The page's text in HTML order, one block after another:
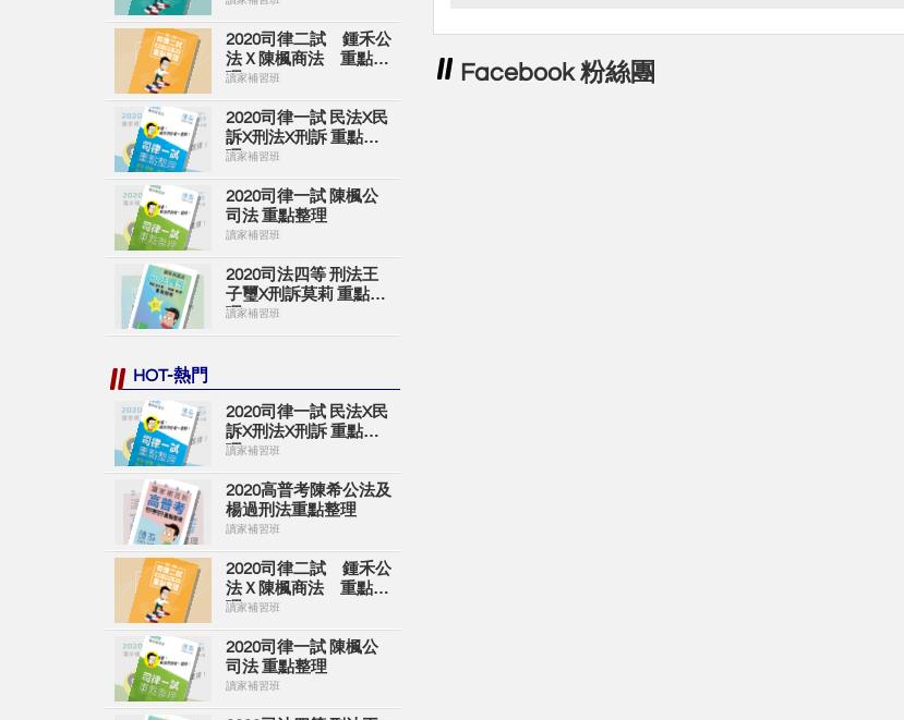
Facebook 粉絲團
2020司律二試 鍾禾公
法Ｘ陳楓商法 重點整
理
讀家補習班
2020司律一試 民法X民
訴X刑法X刑訴 重點整
理
讀家補習班
2020司律一試 陳楓公
司法 重點整理
讀家補習班
2020司法四等 刑法王
子璽X刑訴莫莉 重點整
理
讀家補習班
HOT-熱門
2020司律一試 民法X民
訴X刑法X刑訴 重點整
理
讀家補習班
2020高普考陳希公法及
楊過刑法重點整理
讀家補習班
2020司律二試 鍾禾公
法Ｘ陳楓商法 重點整
理
讀家補習班
2020司律一試 陳楓公
司法 重點整理
讀家補習班